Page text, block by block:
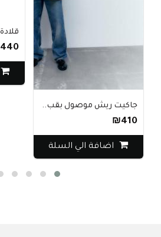
جاكيت ريش موصول بقب..
₪410
اضافة الي السلة